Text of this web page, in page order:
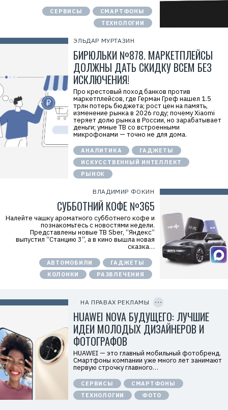
СЕРВИСЫ
СМАРТФОНЫ
ТЕХНОЛОГИИ
ЭЛЬДАР МУРТАЗИН
БИРЮЛЬКИ №878. МАРКЕТПЛЕЙСЫ
ДОЛЖНЫ ДАТЬ СКИДКУ ВСЕМ БЕЗ
ИСКЛЮЧЕНИЯ!
Про крестовый поход банков против
маркетплейсов, где Герман Греф нашел 1.5
трлн потерь бюджета; рост цен на память,
изменение рынка в 2026 году; почему Xiaomi
теряет долю рынка в России, но зарабатывает
деньги; умные ТВ со встроенными
микрофонами — точно не для дома.
АНАЛИТИКА
ГАДЖЕТЫ
ИСКУССТВЕННЫЙ ИНТЕЛЛЕКТ
РЫНОК
ВЛАДИМИР ФОКИН
СУББОТНИЙ КОФЕ №365
Налейте чашку ароматного субботнего кофе и
познакомьтесь с новостями недели.
Представлены новые ТВ Sber, “Яндекс”
выпустил “Станцию 3”, а в кино вышла новая
сказка…
АВТОМОБИЛИ
ГАДЖЕТЫ
КОЛОНКИ
РАЗВЛЕЧЕНИЯ
НА ПРАВАХ РЕКЛАМЫ
к
л
а
.
E
r
i
d
=
2
f
n
x
Р
л
а
м
о
д
О
О
О
«
х
к
м
п
а
н
I
HUAWEI NOVA БУДУЩЕГО: ЛУЧШИЕ
ИДЕИ МОЛОДЫХ ДИЗАЙНЕРОВ И
ФОТОГРАФОВ
HUAWEI — это главный мобильный фотобренд.
Смартфоны компании уже много лет занимают
первую строчку главного…
СЕРВИСЫ
СМАРТФОНЫ
ТЕХНОЛОГИИ
ФОТО